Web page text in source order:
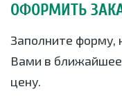
ОФОРМИТЬ
Заполните форму,
Вами в ближайшее
цену.